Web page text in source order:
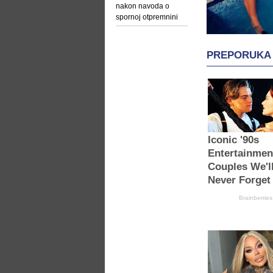
nakon navoda o
spornoj otpremnini